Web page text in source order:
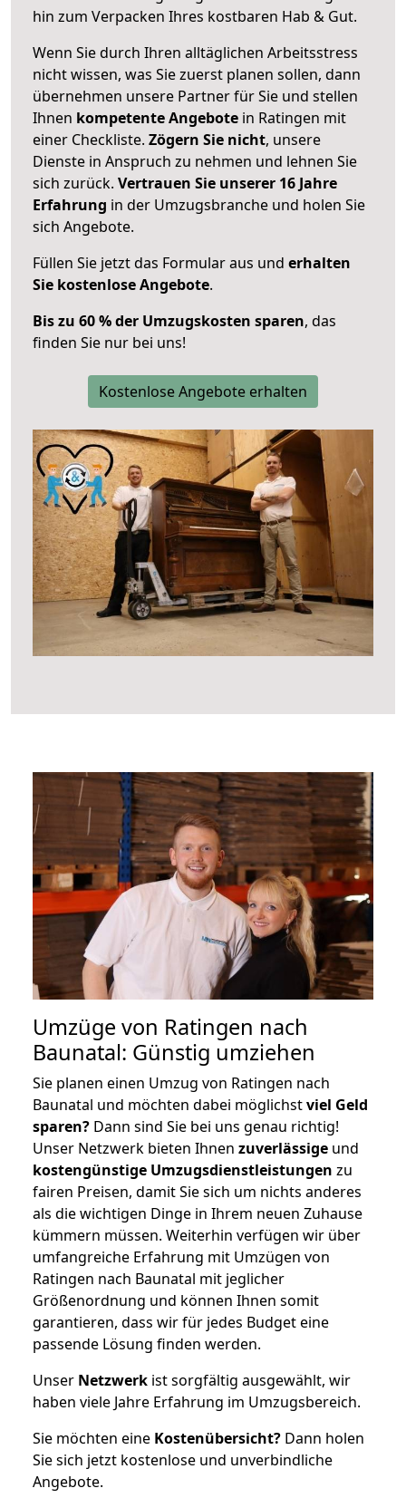
hin zum Verpacken Ihres kostbaren Hab & Gut.
Wenn Sie durch Ihren alltäglichen Arbeitsstress
nicht wissen, was Sie zuerst planen sollen, dann
übernehmen unsere Partner für Sie und stellen
Ihnen kompetente Angebote in Ratingen mit
einer Checkliste. Zögern Sie nicht, unsere
Dienste in Anspruch zu nehmen und lehnen Sie
sich zurück. Vertrauen Sie unserer 16 Jahre
Erfahrung in der Umzugsbranche und holen Sie
sich Angebote.
Füllen Sie jetzt das Formular aus und erhalten
Sie kostenlose Angebote.
Bis zu 60 % der Umzugskosten sparen, das
finden Sie nur bei uns!
Kostenlose Angebote erhalten
Umzüge von Ratingen nach
Baunatal: Günstig umziehen
Sie planen einen Umzug von Ratingen nach
Baunatal und möchten dabei möglichstviel Geld
sparen? Dann sind Sie bei uns genau richtig!
Unser Netzwerk bieten Ihnen zuverlässige und
kostengünstige Umzugsdienstleistungen zu
fairen Preisen, damit Sie sich um nichts anderes
als die wichtigen Dinge in Ihrem neuen Zuhause
kümmern müssen. Weiterhin verfügen wir über
umfangreiche Erfahrung mit Umzügen von
Ratingen nach Baunatal mit jeglicher
Größenordnung und können Ihnen somit
garantieren, dass wir für jedes Budget eine
passende Lösung finden werden.
Unser Netzwerk ist sorgfältig ausgewählt, wir
haben viele Jahre Erfahrung im Umzugsbereich.
Sie möchten eine Kostenübersicht? Dann holen
Sie sich jetzt kostenlose und unverbindliche
Angebote.